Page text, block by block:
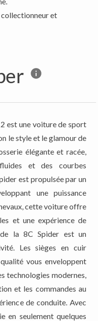
et
est une voiture de sport
le style et le glamour de
élégante et racée,
et des courbes
est propulsée par un
une puissance
cette voiture offre
et une expérience de
la 8C Spider est un
Les sièges en cuir
vous enveloppent
technologies modernes,
et les commandes au
de conduite. Avec
en seulement quelques